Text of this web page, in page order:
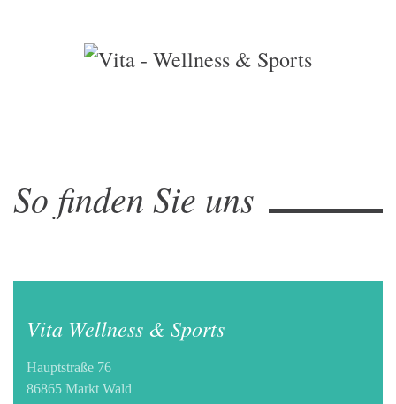
So finden Sie uns
Vita Wellness & Sports
Hauptstraße 76
86865 Markt Wald